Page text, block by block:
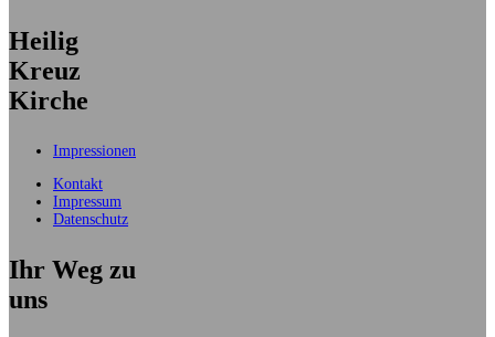
Heilig
Kreuz
Kirche
Impressionen
Kontakt
Impressum
Datenschutz
Ihr Weg zu
uns